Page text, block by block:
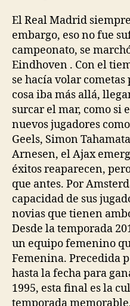
El Real Madrid
embargo, eso no fue
campeonato, se
Eindhoven . Con el
se hacía volar
cosa iba más allá,
surcar el mar, como si
nuevos jugadores
Geels, Simon
Arnesen, el Ajax
éxitos reaparecen,
que antes. Por
capacidad de sus
novias que tienen
Desde la temporada
un equipo femenino
Femenina. Precedida
hasta la fecha para
1995, esta final es la